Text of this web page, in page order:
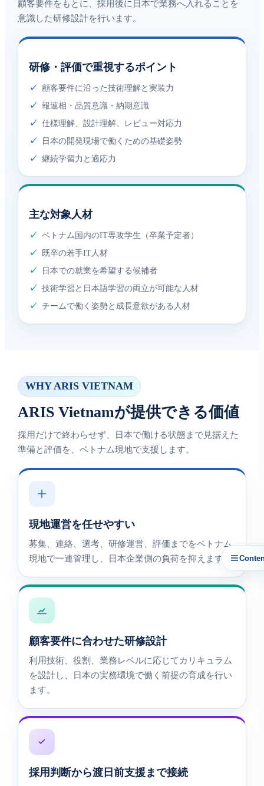
顧客要件をもとに、採用後に日本で業務へ入れることを
意識した研修設計を行います。
研修・評価で重視するポイント
✓
顧客要件に沿った技術理解と実装力
✓ 報連相・品質意識・納期意識
✓ 仕様理解、設計理解、レビュー対応力
✓
日本の開発現場で働くための基礎姿勢
✓ 継続学習力と適応力
主な対象人材
✓ ベトナム国内のIT専攻学生（卒業予定者）
✓
既卒の若手IT人材
✓
日本での就業を希望する候補者
✓ 技術学習と日本語学習の両立が可能な人材
✓ チームで働く姿勢と成長意欲がある人材
WHY ARIS VIETNAM
ARIS Vietnamが提供できる価値
採用だけで終わらせず、日本で働ける状態まで見据えた
準備と評価を、ベトナム現地で支援します。
現地運営を任せやすい
募集、連絡、選考、研修運営、評価までをベトナム
現地で一連管理し、日本企業側の負荷を抑えます。
顧客要件に合わせた研修設計
利用技術、役割、業務レベルに応じてカリキュラム
を設計し、日本の実務環境で働く前提の育成を行い
ます。
採用判断から渡日前支援まで接続